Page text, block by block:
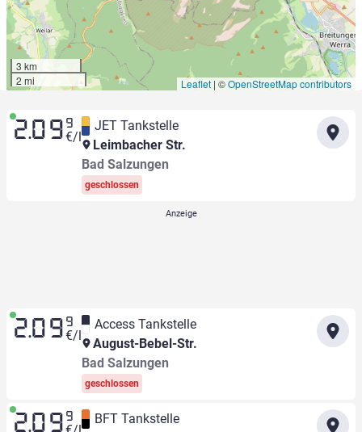
3 km
2 mi
Leaflet | ©OpenStreetMap contributors
2.09 9
€/l
JET Tankstelle
Leimbacher Str.
Bad Salzungen
geschlossen
2.09 9
€/l
Access Tankstelle
August-Bebel-Str.
Bad Salzungen
geschlossen
2.09 9
BFT Tankstelle